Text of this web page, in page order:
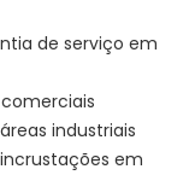
de serviço em
industriais
em